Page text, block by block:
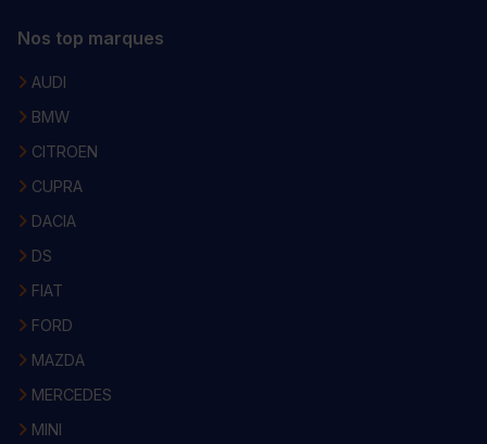
Nos top marques
AUDI
BMW
CITROEN
CUPRA
DACIA
DS
FIAT
FORD
MAZDA
MERCEDES
MINI